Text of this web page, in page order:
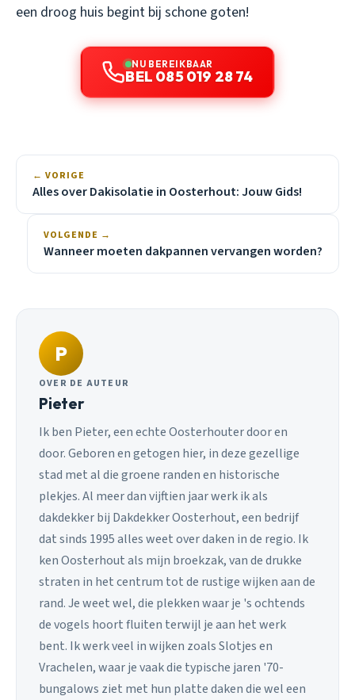
een droog huis begint bij schone goten!
NU BEREIKBAAR
BEL 085 019 28 74
← VORIGE
Alles over Dakisolatie in Oosterhout: Jouw Gids!
VOLGENDE →
Wanneer moeten dakpannen vervangen worden?
P
OVER DE AUTEUR
Pieter
Ik ben Pieter, een echte Oosterhouter door en
door. Geboren en getogen hier, in deze gezellige
stad met al die groene randen en historische
plekjes. Al meer dan vijftien jaar werk ik als
dakdekker bij Dakdekker Oosterhout, een bedrijf
dat sinds 1995 alles weet over daken in de regio. Ik
ken Oosterhout als mijn broekzak, van de drukke
straten in het centrum tot de rustige wijken aan de
rand. Je weet wel, die plekken waar je 's ochtends
de vogels hoort fluiten terwijl je aan het werk
bent. Ik werk veel in wijken zoals Slotjes en
Vrachelen, waar je vaak die typische jaren '70-
bungalows ziet met hun platte daken die wel een